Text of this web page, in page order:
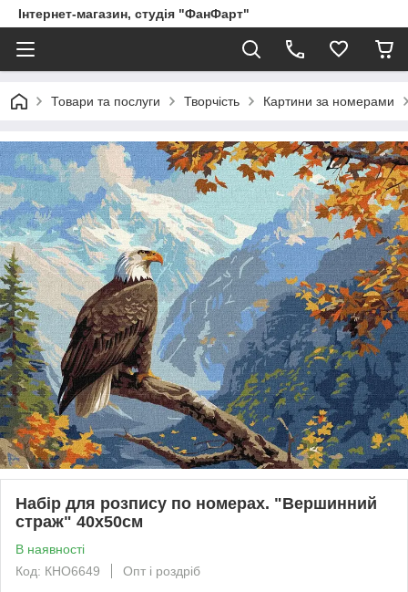
Інтернет-магазин, студія "ФанФарт"
Товари та послуги Творчість Картини за номерами
Набір для розпису по номерах. "Вершинний
страж" 40х50см
В наявності
Код: КНО6649
Опт і роздріб